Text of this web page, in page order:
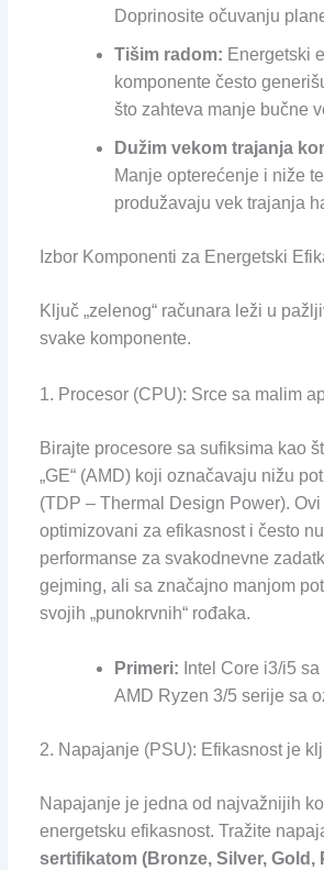
Doprinosite očuvanju
Tišim radom: Energetski
komponente često
što zahteva manje bučne
Dužim vekom trajanja
Manje opterećenje i niže
produžavaju vek trajanja
Izbor Komponenti za Energetski
Ključ „zelenog“ računara leži u
svake komponente.
1. Procesor (CPU): Srce sa malim
Birajte procesore sa sufiksima kao
„GE“ (AMD) koji označavaju nižu
(TDP – Thermal Design Power).
optimizovani za efikasnost i često
performanse za svakodnevne
gejming, ali sa značajno manjom
svojih „punokrvnih“ rođaka.
Primeri: Intel Core i3/i5
AMD Ryzen 3/5 serije sa
2. Napajanje (PSU): Efikasnost je
Napajanje je jedna od najvažnijih
energetsku efikasnost. Tražite
sertifikatom (Bronze, Silver, Gold,